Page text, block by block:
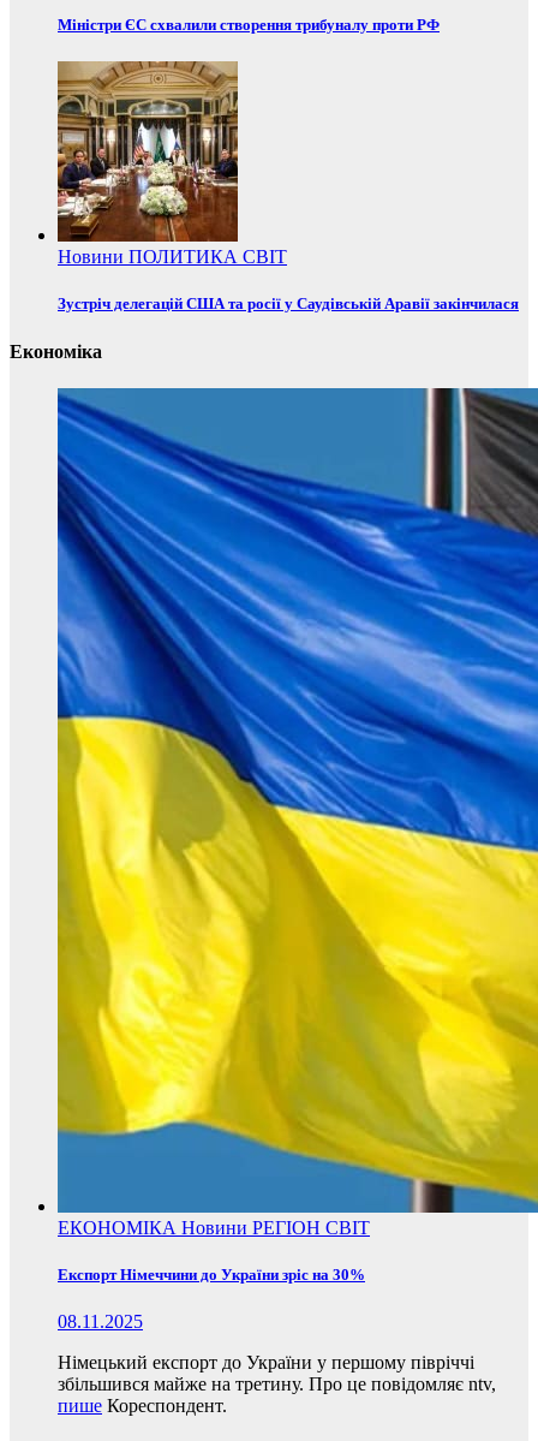
Міністри ЄС схвалили створення трибуналу проти РФ
Новини ПОЛИТИКА СВІТ
Зустріч делегацій США та росії у Саудівській Аравії закінчилася
Економіка
ЕКОНОМІКА Новини РЕГІОН СВІТ
Експорт Німеччини до України зріс на 30%
08.11.2025
Німецький експорт до України у першому півріччі
збільшився майже на третину. Про це повідомляє ntv,
пише Кореспондент.